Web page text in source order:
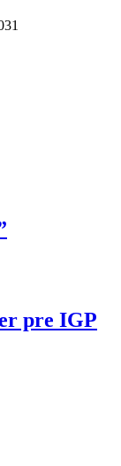
pre IGP